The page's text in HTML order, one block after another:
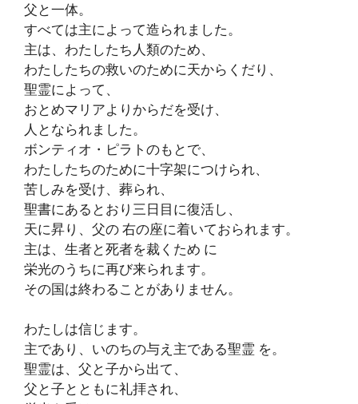
父と一体。
すべては主によって造られました。
主は、わたしたち人類のため、
わたしたちの救いのために天からくだり、
聖霊によって、
おとめマリアよりからだを受け、
人となられました。
ボンティオ・ピラトのもとで、
わたしたちのために十字架につけられ、
苦しみを受け、葬られ、
聖書にあるとおり三日目に復活し、
天に昇り、父の 右の座に着いておられます。
主は、生者と死者を裁くため に
栄光のうちに再び来られます。
その国は終わることがありません。
わたしは信じます。
主であり、いのちの与え主である聖霊 を。
聖霊は、父と子から出て、
父と子とともに礼拝され、